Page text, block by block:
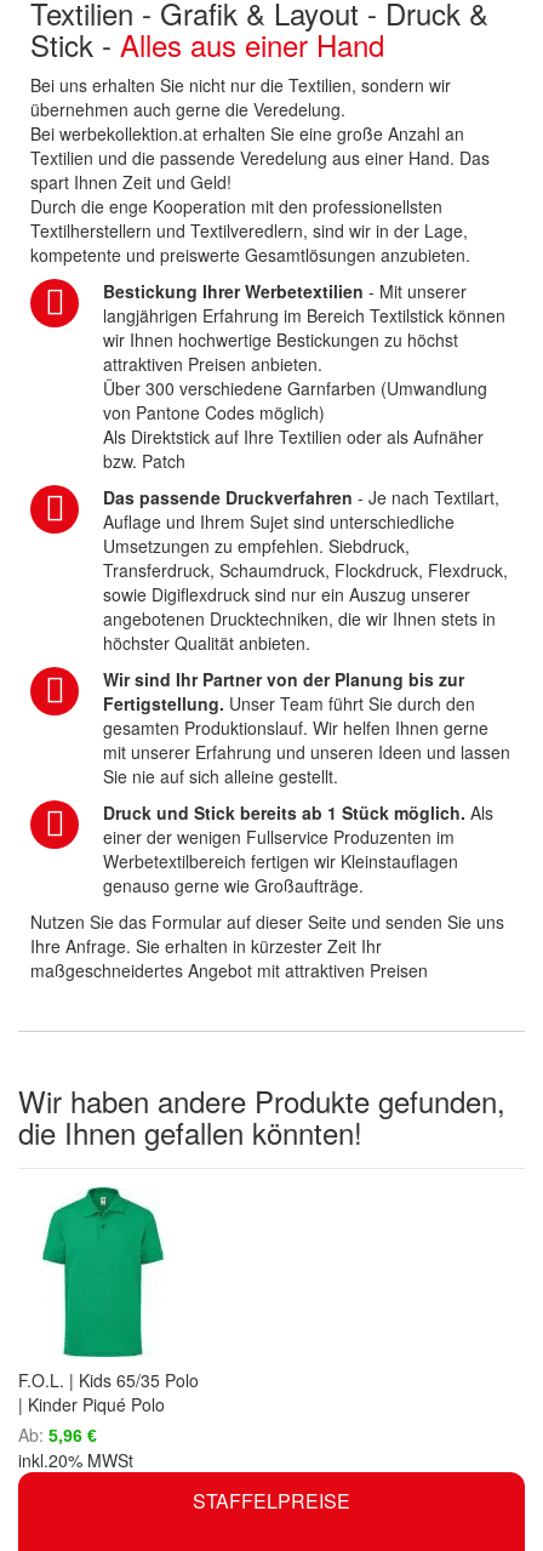
STAFFELPREISE
Textilien - Grafik & Layout - Druck &
Stick - Alles aus einer Hand
Bei uns erhalten Sie nicht nur die Textilien, sondern wir
übernehmen auch gerne die Veredelung.
Bei werbekollektion.at erhalten Sie eine große Anzahl an
Textilien und die passende Veredelung aus einer Hand. Das
spart Ihnen Zeit und Geld!
Durch die enge Kooperation mit den professionellsten
Textilherstellern und Textilveredlern, sind wir in der Lage,
kompetente und preiswerte Gesamtlösungen anzubieten.
Bestickung Ihrer Werbetextilien - Mit unserer
langjährigen Erfahrung im Bereich Textilstick können
wir Ihnen hochwertige Bestickungen zu höchst
attraktiven Preisen anbieten.
Über 300 verschiedene Garnfarben (Umwandlung
von Pantone Codes möglich)
Als Direktstick auf Ihre Textilien oder als Aufnäher
bzw. Patch
Das passende Druckverfahren - Je nach Textilart,
Auflage und Ihrem Sujet sind unterschiedliche
Umsetzungen zu empfehlen. Siebdruck,
Transferdruck, Schaumdruck, Flockdruck, Flexdruck,
sowie Digiflexdruck sind nur ein Auszug unserer
angebotenen Drucktechniken, die wir Ihnen stets in
höchster Qualität anbieten.
Wir sind Ihr Partner von der Planung bis zur
Fertigstellung. Unser Team führt Sie durch den
gesamten Produktionslauf. Wir helfen Ihnen gerne
mit unserer Erfahrung und unseren Ideen und lassen
Sie nie auf sich alleine gestellt.
Druck und Stick bereits ab 1 Stück möglich. Als
einer der wenigen Fullservice Produzenten im
Werbetextilbereich fertigen wir Kleinstauflagen
genauso gerne wie Großaufträge.
Nutzen Sie das Formular auf dieser Seite und senden Sie uns
Ihre Anfrage. Sie erhalten in kürzester Zeit Ihr
maßgeschneidertes Angebot mit attraktiven Preisen
Wir haben andere Produkte gefunden,
die Ihnen gefallen könnten!
F.O.L. | Kids 65/35 Polo
| Kinder Piqué Polo
Ab 5,96 €
inkl.20% MWSt